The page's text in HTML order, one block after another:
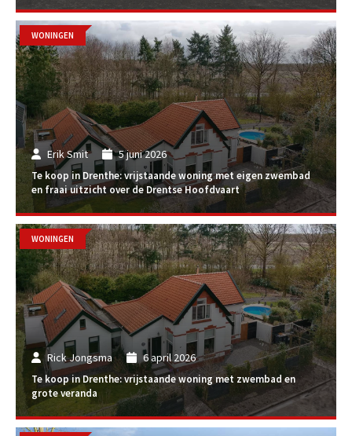
Erik Smit 5 juni 2026
Te koop in Drenthe: vrijstaande woning met eigen zwembad
en fraai uitzicht over de Drentse Hoofdvaart
WONINGEN
Rick Jongsma 6 april 2026
Te koop in Drenthe: vrijstaande woning met zwembad en
grote veranda
WONINGEN